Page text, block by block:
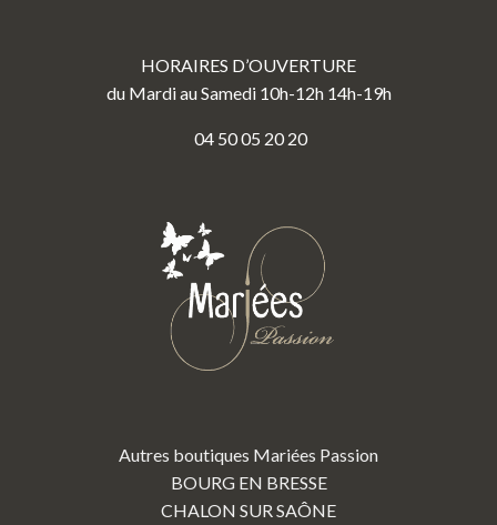
HORAIRES D’OUVERTURE
du Mardi au Samedi 10h-12h 14h-19h
04 50 05 20 20
Autres boutiques Mariées Passion
BOURG EN BRESSE
CHALON SUR SAÔNE